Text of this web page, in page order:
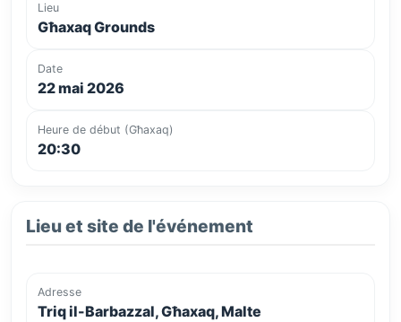
Lieu
Għaxaq Grounds
Date
22 mai 2026
Heure de début (Għaxaq)
20:30
Lieu et site de l'événement
Adresse
Triq il-Barbazzal, Għaxaq, Malte